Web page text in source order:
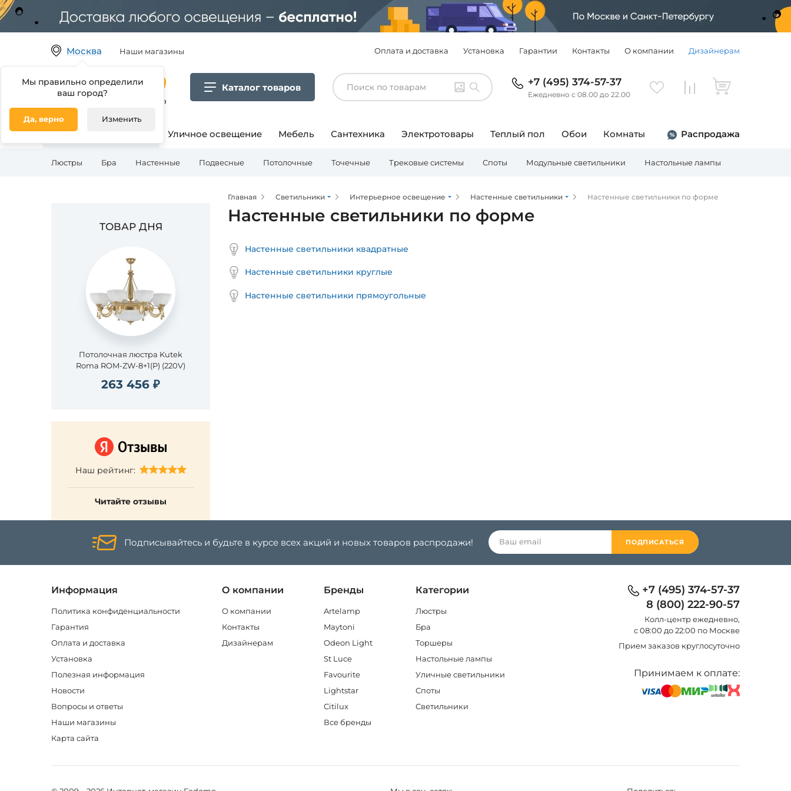
Москва
Мы правильно определили
ваш город?
Да, верно Изменить
Наши магазины Оплата и доставка Установка Гарантии Контакты О компании Дизайнерам
Гипермаркет товаров для дома
Каталог товаров +7 (495) 374-57-37
Ежедневно с 08.00 до 22.00
Освещение для дома Уличное освещение Мебель Сантехника Электротовары Теплый пол Обои Комнаты Распродажа
Люстры Бра Настенные Подвесные Потолочные Точечные Трековые системы Споты Модульные светильники Настольные лампы
ТОВАР ДНЯ
Потолочная люстра Kutek
Roma ROM-ZW-8+1(P) (220V)
263 456 ₽
Наш рейтинг:
Читайте отзывы
Главная Светильники Интерьерное освещение Настенные светильники Настенные светильники по форме
Настенные светильники по форме
Настенные светильники квадратные
Настенные светильники круглые
Настенные светильники прямоугольные
Подписывайтесь и будьте в курсе всех акций и новых товаров распродажи! ПОДПИСАТЬСЯ
Информация
Политика конфиденциальности
Гарантия
Оплата и доставка
Установка
Полезная информация
Новости
Вопросы и ответы
Наши магазины
Карта сайта
О компании
О компании
Контакты
Дизайнерам
Бренды
Artelamp
Maytoni
Odeon Light
St Luce
Favourite
Lightstar
Citilux
Все бренды
Категории
Люстры
Бра
Торшеры
Настольные лампы
Уличные светильники
Споты
Светильники
+7 (495) 374-57-37
8 (800) 222-90-57
Колл-центр eжедневно,
с 08:00 до 22:00 по Москве
Прием заказов круглосуточно
Принимаем к оплате: